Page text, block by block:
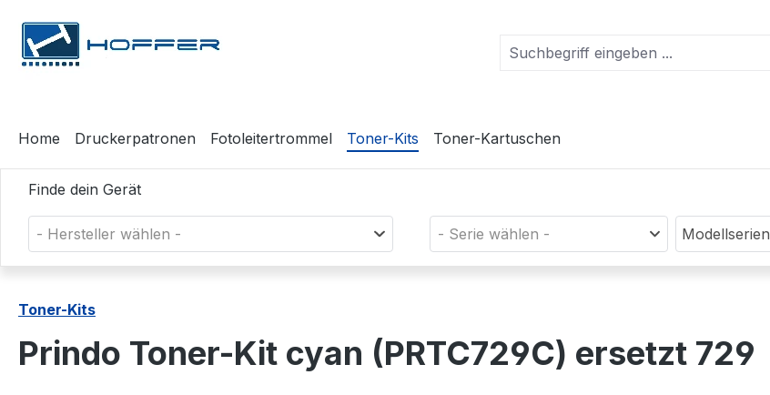
Hauptinhalt springen
Zur Suche springen
Zur Hauptnavigation springen
Home Druckerpatronen Fotoleitertrommel Toner-Kits Toner-Kartuschen
Finde dein Gerät
- Hersteller wählen - - Serie wählen - Modellserien
Toner-Kits
Prindo Toner-Kit cyan (PRTC729C) ersetzt 729